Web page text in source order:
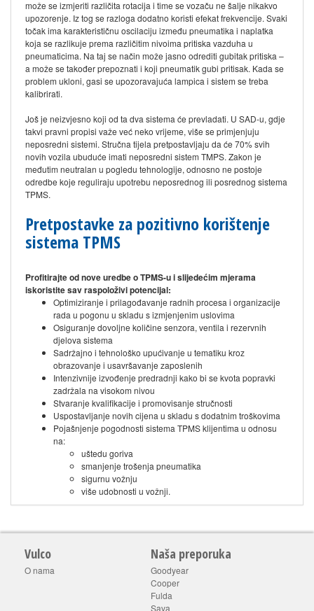
može se izmjeriti različita rotacija i time se vozaču ne šalje nikakvo
upozorenje. Iz tog se razloga dodatno koristi efekat frekvencije. Svaki
točak ima karakterističnu oscilaciju između pneumatika i naplatka
koja se razlikuje prema različitim nivoima pritiska vazduha u
pneumaticima. Na taj se način može jasno odrediti gubitak pritiska –
a može se također prepoznati i koji pneumatik gubi pritisak. Kada se
problem ukloni, gasi se upozoravajuća lampica i sistem se treba
kalibrirati.
Još je neizvjesno koji od ta dva sistema će prevladati. U SAD-u, gdje
takvi pravni propisi važe već neko vrijeme, više se primjenjuju
neposredni sistemi. Stručna tijela pretpostavljaju da će 70% svih
novih vozila ubuduće imati neposredni sistem TMPS. Zakon je
međutim neutralan u pogledu tehnologije, odnosno ne postoje
odredbe koje reguliraju upotrebu neposrednog ili posrednog sistema
TPMS.
Pretpostavke za pozitivno korištenje
sistema TPMS
Profitirajte od nove uredbe o TPMS-u i slijedećim mjerama
iskoristite sav raspoloživi potencijal:​​
Optimiziranje i prilagođavanje radnih procesa i organizacije
rada u pogonu u skladu s izmjenjenim uslovima
Osiguranje dovoljne količine senzora, ventila i rezervnih
djelova sistema
Sadržajno i tehnološko upućivanje u tematiku kroz
obrazovanje i usavršavanje zaposlenih
Intenzivnije izvođenje predradnji kako bi se kvota popravki
zadržala na visokom nivou
Stvaranje kvalifikacije i promovisanje stručnosti
Uspostavljanje novih cijena u skladu s dodatnim troškovima
Pojašnjenje pogodnosti sistema TPMS klijentima u odnosu
na:
uštedu goriva
smanjenje trošenja pneumatika
sigurnu vožnju
više udobnosti u vožnji.
Vulco
O nama
Naša preporuka
Goodyear
Cooper
Fulda
Sava